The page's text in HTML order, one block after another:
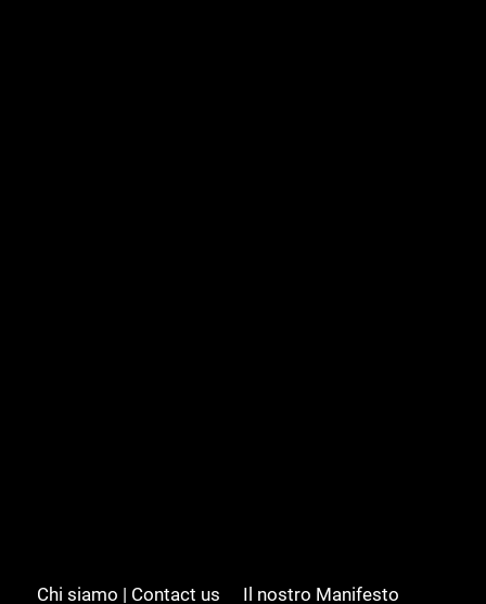
Chi siamo | Contact us Il nostro Manifesto